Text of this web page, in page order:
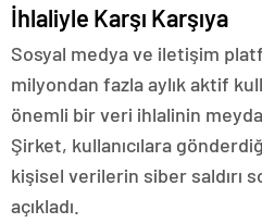
İhlaliyle Karşı Karşıya
Sosyal medya ve iletişim
milyondan fazla aylık aktif
önemli bir veri ihlalinin
Şirket, kullanıcılara
kişisel verilerin siber saldırı
açıkladı.